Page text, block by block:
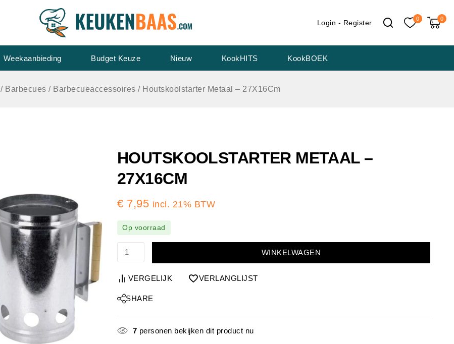
Login - Register 0 0
Weekaanbieding Budget Keuze Nieuw KookHITS KookBOEK
/ Barbecues / Barbecueaccessoires / Houtskoolstarter Metaal – 27X16Cm
HOUTSKOOLSTARTER METAAL –
27X16CM
€ 7,95 incl. 21% BTW
Op voorraad
WINKELWAGEN
VERGELIJK VERLANGLIJST
SHARE
7 personen bekijken dit product nu